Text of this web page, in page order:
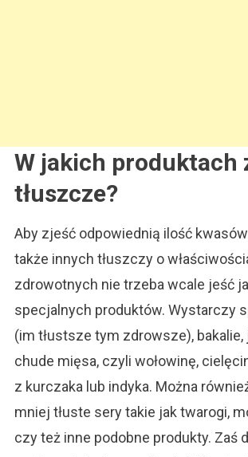
W jakich produktach
tłuszcze?
Aby zjeść odpowiednią ilość
także innych tłuszczy o
zdrowotnych nie trzeba wcale jeść
specjalnych produktów. Wystarczy
(im tłustsze tym zdrowsze), bakalie,
chude mięsa, czyli wołowinę,
z kurczaka lub indyka. Można
mniej tłuste sery takie jak twarogi,
czy też inne podobne produkty. Zaś